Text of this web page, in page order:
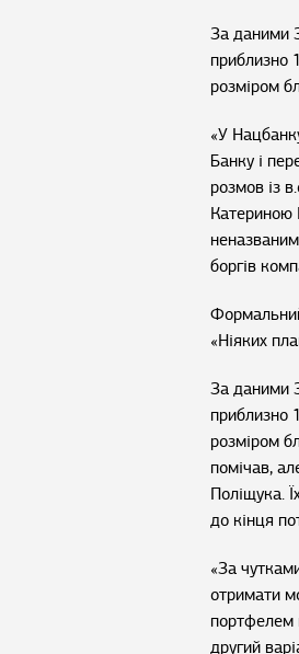
За даними
приблизно
розміром
«У
Банку і
розмов із
Катериною
боргів
«Ніяких
За даними
приблизно
розміром
помічав,
Поліщука.
до кінця
«За
отримати
портфелем
другий